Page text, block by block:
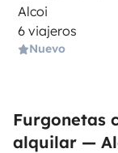
Alcoi
6 viajeros
Nuevo
Furgonetas
alquilar —